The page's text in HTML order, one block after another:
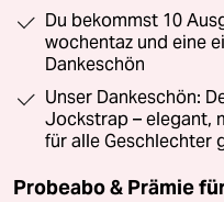
Du bekommst 10
wochentaz und eine
Dankeschön
Unser Dankeschön:
Jockstrap – elegant,
für alle Geschlechter
Probeabo & Prämie